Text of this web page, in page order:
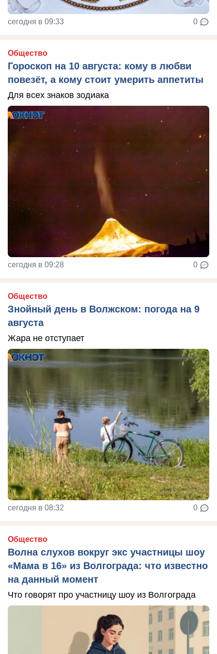
сегодня в 09:33 0
Общество
Гороскоп на 10 августа: кому в любви
повезёт, а кому стоит умерить аппетиты
Для всех знаков зодиака
сегодня в 09:28 0
Общество
Знойный день в Волжском: погода на 9
августа
Жара не отступает
сегодня в 08:32 0
Общество
Волна слухов вокруг экс участницы шоу
«Мама в 16» из Волгограда: что известно
на данный момент
Что говорят про участницу шоу из Волгограда